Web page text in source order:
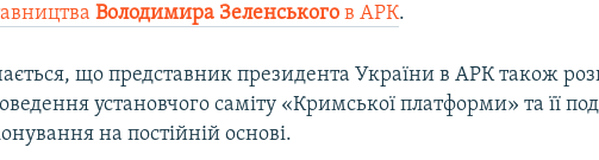
Володимира Зеленського в АРК.
що представник президента України в АРК також
установчого саміту «Кримської платформи» та її
на постійній основі.